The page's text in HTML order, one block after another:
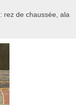
: rez de chaussée, ala